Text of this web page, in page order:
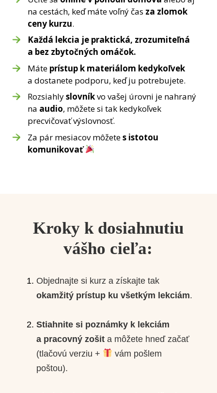
na cestách, keď máte voľný čas za zlomok
ceny kurzu.
Každá lekcia je praktická, zrozumiteľná
a bez zbytočných omáčok.
Máte prístup k materiálom kedykoľvek
a dostanete podporu, keď ju potrebujete.
Rozsiahlyslovníkvo vašej úrovni je nahraný
na audio, môžete si tak kedykoľvek
precvičovať výslovnosť.
Za pár mesiacov môžetes istotou
komunikovať
Kroky k dosiahnutiu
vášho cieľa:
Objednajte si kurz a získajte tak
okamžitý prístup ku všetkým lekciám.
Stiahnite si poznámky k lekciám
a pracovný zošita môžete hneď začať
(tlačovú verziu +
vám pošlem
poštou).